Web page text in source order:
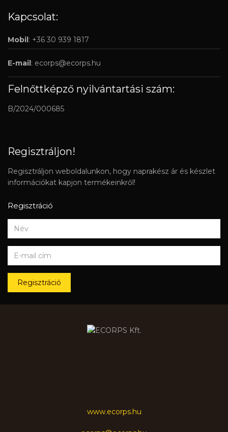
Kapcsolat:
Mobil: +36 30 939 1817
E-mail: ecorps@ecorps.hu
Felnőttképző nyilvántartási szám:
B/2024/000685
Regisztráljon!
Regisztráljon weboldalunkon, hogy naprakész ár és készlet
információkat kapjon termékeinkről!
Regisztráció
Regisztráció
www.ecorps.hu